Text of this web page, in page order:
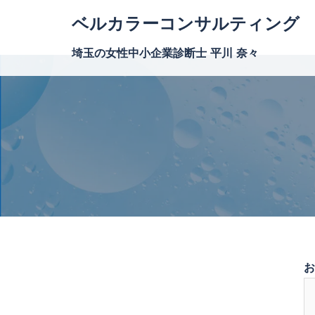
ベルカラーコンサルティング
埼玉の女性中小企業診断士 平川 奈々